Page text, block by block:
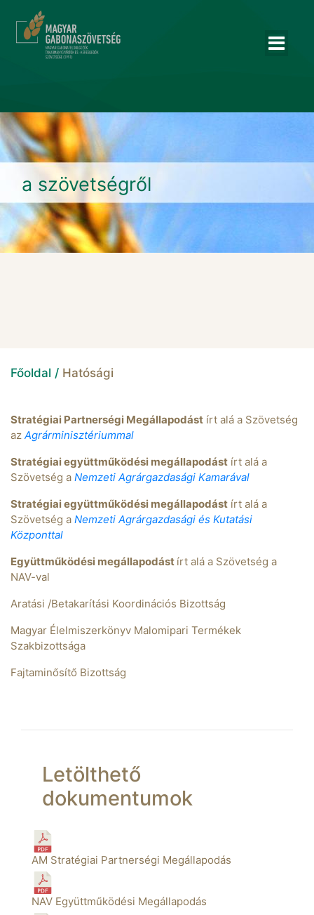
a szövetségről
Főoldal / Hatósági
Stratégiai Partnerségi Megállapodást írt alá a Szövetség
az Agrárminisztériummal
Stratégiai együttműködési megállapodást írt alá a
Szövetség a Nemzeti Agrárgazdasági Kamarával
Stratégiai együttműködési megállapodást írt alá a
Szövetség a Nemzeti Agrárgazdasági és Kutatási
Központtal
Együttműködési megállapodást írt alá a Szövetség a
NAV-val
Aratási /Betakarítási Koordinációs Bizottság
Magyar Élelmiszerkönyv Malomipari Termékek
Szakbizottsága
Fajtaminősítő Bizottság
Letölthető
dokumentumok
AM Stratégiai Partnerségi Megállapodás
NAV Együttműködési Megállapodás